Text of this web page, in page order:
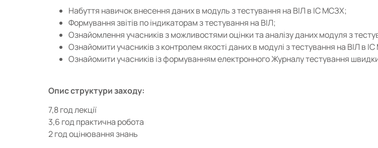
Набуття навичок внесення даних в модуль з тестування на ВІЛ в ІС МСЗХ;
Формування звітів по індикаторам з тестування на ВІЛ;
Ознайомлення учасників з можливостями оцінки та аналізу даних модуля з
Ознайомити учасників з контролем якості даних в модулі з тестування на ВІЛ в
Ознайомити учасників із формуванням електронного Журналу тестування
Опис структури заходу:
7,8 год лекції
3,6 год практична робота
2 год оцінювання знань